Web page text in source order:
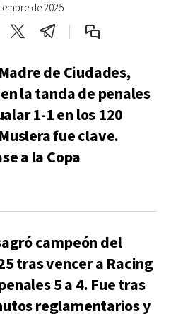
de 2025
de Ciudades,
la tanda de penales
1-1 en los 120
fue clave.
a la Copa
campeón del
tras vencer a Racing
5 a 4. Fue tras
reglamentarios y